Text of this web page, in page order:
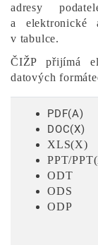
adresy
a elektronické
v tabulce.
ČIŽP přijímá
datových
PDF(A)
DOC(X)
XLS(X)
PPT/
ODT
ODS
ODP